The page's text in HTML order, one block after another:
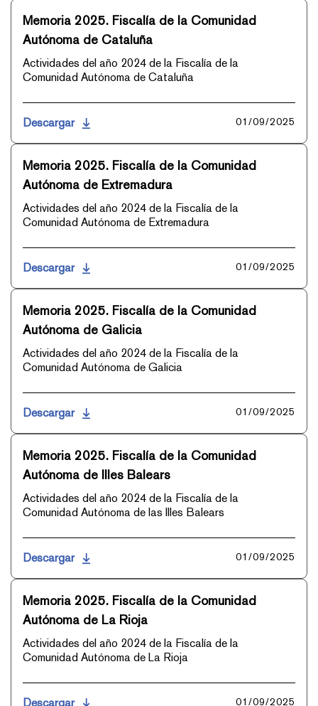
Memoria 2025. Fiscalía de la Comunidad
Autónoma de Cataluña
Actividades del año 2024 de la Fiscalía de la
Comunidad Autónoma de Cataluña
Descargar 01/09/2025
Memoria 2025. Fiscalía de la Comunidad
Autónoma de Extremadura
Actividades del año 2024 de la Fiscalía de la
Comunidad Autónoma de Extremadura
Descargar 01/09/2025
Memoria 2025. Fiscalía de la Comunidad
Autónoma de Galicia
Actividades del año 2024 de la Fiscalía de la
Comunidad Autónoma de Galicia
Descargar 01/09/2025
Memoria 2025. Fiscalía de la Comunidad
Autónoma de Illes Balears
Actividades del año 2024 de la Fiscalía de la
Comunidad Autónoma de las Illes Balears
Descargar 01/09/2025
Memoria 2025. Fiscalía de la Comunidad
Autónoma de La Rioja
Actividades del año 2024 de la Fiscalía de la
Comunidad Autónoma de La Rioja
Descargar 01/09/2025